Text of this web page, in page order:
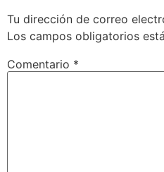
Tu dirección de correo
Los campos obligatorios
Comentario *